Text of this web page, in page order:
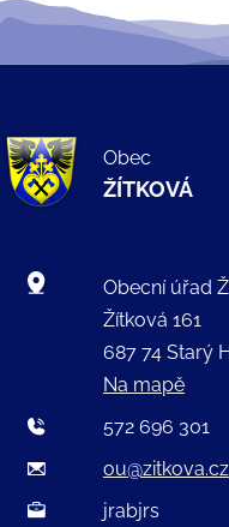
Obec
ŽÍTKOVÁ
Obecní úřad
Žítková 161
687 74 Starý
Na mapě
572 696 301
ou@zitkova.cz
jrabjrs